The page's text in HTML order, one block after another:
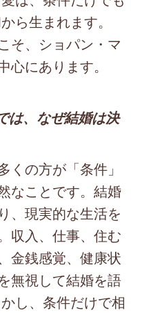
ら生まれます。
そ、ショパン・マ
心にあります。
、なぜ結婚は決
の方が「条件」
なことです。結婚
、現実的な生活を
収入、仕事、住む
金銭感覚、健康状
無視して結婚を語
し、条件だけで相